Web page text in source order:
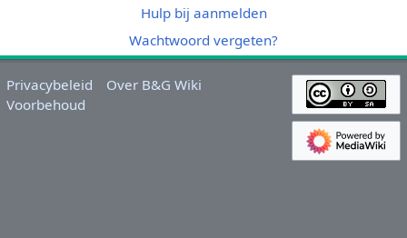
Hulp bij aanmelden
Wachtwoord vergeten?
Privacybeleid
Over B&G Wiki
Voorbehoud